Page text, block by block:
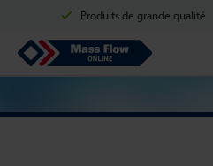
Produits de grande qualité
Expédition en 2 jours ouvrés
Options de paiement: Carte de
Mass Flow Online